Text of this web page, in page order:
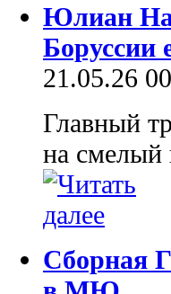
Юлиан
Боруссии
21.05.26
Главный
на смелый
Сборная